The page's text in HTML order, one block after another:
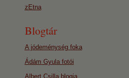
zEtna
Blogtár
A jódeménység foka
Ádám Gyula fotói
Albert Csilla blogja